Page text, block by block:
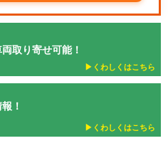
取り寄せ可能！
▶︎くわしくはこちら
！
▶︎くわしくはこちら